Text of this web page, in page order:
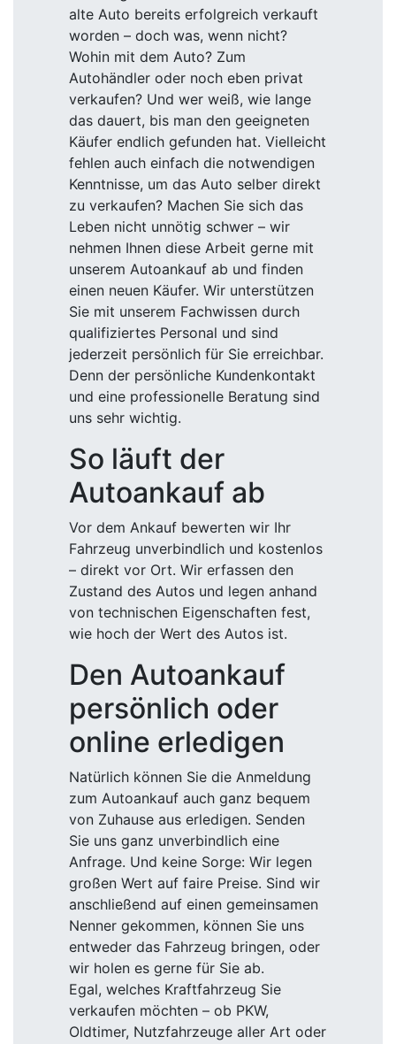
alte Auto bereits erfolgreich verkauft
worden – doch was, wenn nicht?
Wohin mit dem Auto? Zum
Autohändler oder noch eben privat
verkaufen? Und wer weiß, wie lange
das dauert, bis man den geeigneten
Käufer endlich gefunden hat. Vielleicht
fehlen auch einfach die notwendigen
Kenntnisse, um das Auto selber direkt
zu verkaufen? Machen Sie sich das
Leben nicht unnötig schwer – wir
nehmen Ihnen diese Arbeit gerne mit
unserem Autoankauf ab und finden
einen neuen Käufer. Wir unterstützen
Sie mit unserem Fachwissen durch
qualifiziertes Personal und sind
jederzeit persönlich für Sie erreichbar.
Denn der persönliche Kundenkontakt
und eine professionelle Beratung sind
uns sehr wichtig.
So läuft der
Autoankauf ab
Vor dem Ankauf bewerten wir Ihr
Fahrzeug unverbindlich und kostenlos
– direkt vor Ort. Wir erfassen den
Zustand des Autos und legen anhand
von technischen Eigenschaften fest,
wie hoch der Wert des Autos ist.
Den Autoankauf
persönlich oder
online erledigen
Natürlich können Sie die Anmeldung
zum Autoankauf auch ganz bequem
von Zuhause aus erledigen. Senden
Sie uns ganz unverbindlich eine
Anfrage. Und keine Sorge: Wir legen
großen Wert auf faire Preise. Sind wir
anschließend auf einen gemeinsamen
Nenner gekommen, können Sie uns
entweder das Fahrzeug bringen, oder
wir holen es gerne für Sie ab.
Egal, welches Kraftfahrzeug Sie
verkaufen möchten – ob PKW,
Oldtimer, Nutzfahrzeuge aller Art oder